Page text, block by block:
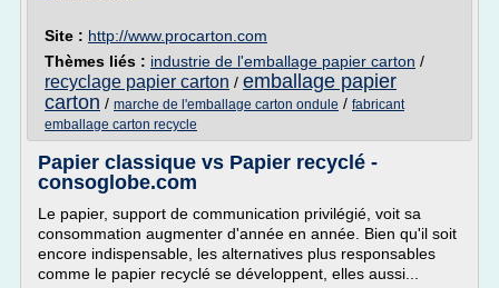
Site : http://www.procarton.com
Thèmes liés : industrie de l'emballage papier carton /
recyclage papier carton / emballage papier
carton / marche de l'emballage carton ondule / fabricant
emballage carton recycle
Papier classique vs Papier recyclé -
consoglobe.com
Le papier, support de communication privilégié, voit sa
consommation augmenter d'année en année. Bien qu'il soit
encore indispensable, les alternatives plus responsables
comme le papier recyclé se développent, elles aussi...